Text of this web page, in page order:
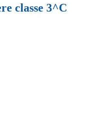
classe 3^C